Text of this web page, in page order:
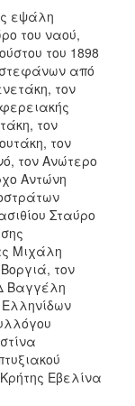
εψάλη
του ναού,
του 1898
από
τον
τον
τον
τον Ανώτερο
Αντώνη
Σταύρο
Μιχάλη
τον
Βαγγέλη
Εβελίνα